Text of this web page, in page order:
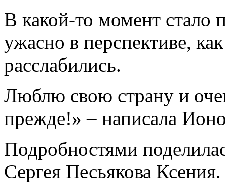
В какой-то момент стало
ужасно в перспективе,
расслабились.
Люблю свою страну и
прежде!» – написала
Подробностями
Сергея Песьякова Ксения.